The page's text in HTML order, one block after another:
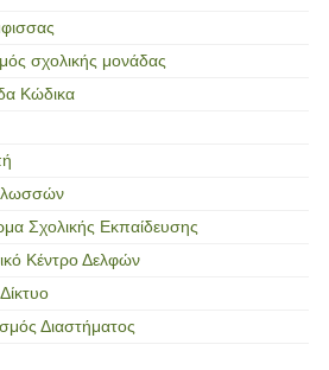
σχολικής μονάδας
Κώδικα
Σχολικής Εκπαίδευσης
Κέντρο Δελφών
Διαστήματος